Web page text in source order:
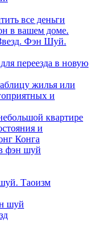
все деньги
в вашем доме.
Фэн Шуй.
переезда в новую
жилья или
и
квартире
и
Конга
фэн шуй
Таоизм
шуй